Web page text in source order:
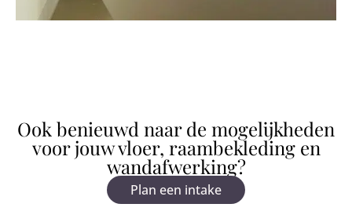
Ook benieuwd naar de mogelijkheden
voor jouw vloer, raambekleding en
wandafwerking?
Plan een intake